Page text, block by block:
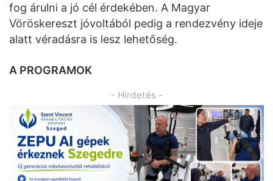
fog árulni a jó cél érdekében. A Magyar
Vöröskereszt jóvoltából pedig a rendezvény ideje
alatt véradásra is lesz lehetőség.
A PROGRAMOK
- Hirdetés -